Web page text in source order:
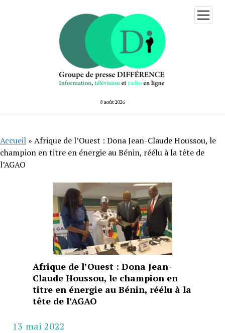
8 août 2026
ouvrir
menu
Accueil » Afrique de l’Ouest : Dona Jean-Claude Houssou, le
champion en titre en énergie au Bénin, réélu à la tête de
l’AGAO
Afrique de l’Ouest : Dona Jean-
Claude Houssou, le champion en
titre en énergie au Bénin, réélu à la
tête de l’AGAO
13 mai 2022